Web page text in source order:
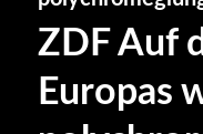
ZDF Auf
Europas